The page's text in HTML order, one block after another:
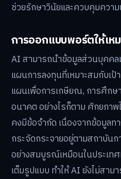
ช่วยรักษาวินัยและควบคุมควา
การออกแบบพอร์ตให้เห
AI สามารถนำข้อมูลส่วนบุคคล
แผนการลงทุนที่เหมาะสมกับเป้
แผนเพื่อการเกษียณ, การศึกษ
อนาคต อย่างไรก็ตาม ศักยภา
คงมีข้อจำกัด เนื่องจากข้อมูลท
กระจัดกระจายอยู่ตามสถาบันก
อย่างสมบูรณ์เหมือนในประเท
เต็มรูปแบบ ทำให้ AI ยังไม่สาม